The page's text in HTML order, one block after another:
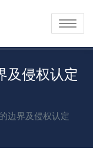
Toggle
及侵权认定
边界及侵权认定